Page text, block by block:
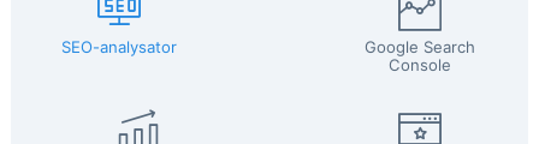
SEO-analysator
Google Search
Console